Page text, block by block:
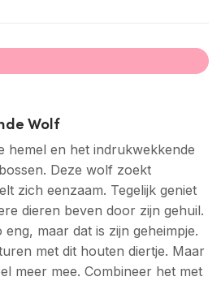
Wolf
hemel en het indrukwekkende
Deze wolf zoekt
zich eenzaam. Tegelijk geniet
dieren beven door zijn gehuil.
maar dat is zijn geheimpje.
met dit houten diertje. Maar
meer mee. Combineer het met